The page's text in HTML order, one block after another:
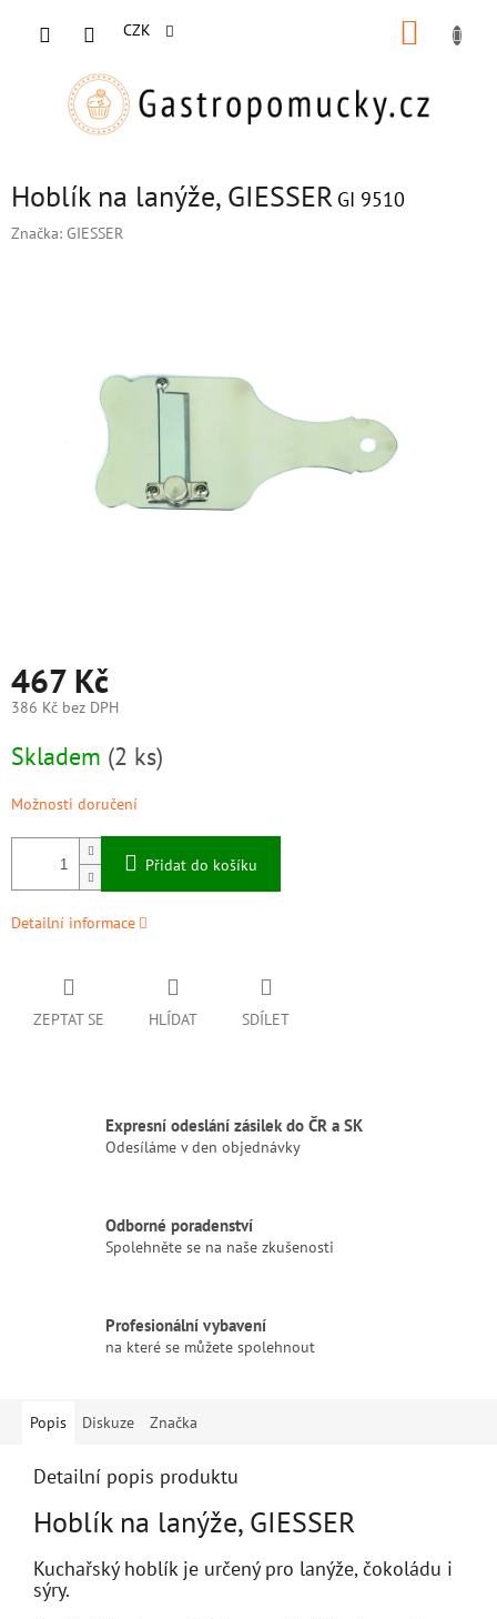
CZK
Hoblík na lanýže, GIESSER GI 9510
Značka: GIESSER
467 Kč
386 Kč bez DPH
cena:
Skladem (2 ks)
Možnosti doručení
Přidat do košíku
Detailní informace
ZEPTAT SE HLÍDAT SDÍLET
Expresní odeslání zásilek do ČR a SK
Odesíláme v den objednávky
Odborné poradenství
Spolehněte se na naše zkušenosti
Profesionální vybavení
na které se můžete spolehnout
Popis Diskuze Značka
Detailní popis produktu
Hoblík na lanýže, GIESSER
Kuchařský hoblík je určený pro lanýže, čokoládu i
sýry.